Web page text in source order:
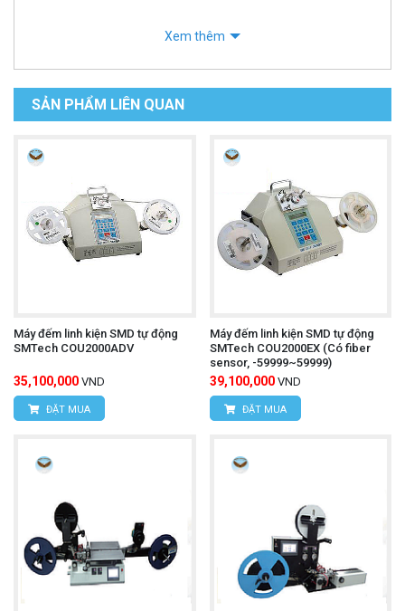
Xem thêm
SẢN PHẨM LIÊN QUAN
Máy đếm linh kiện SMD tự động
SMTech COU2000ADV
35,100,000 VND
ĐẶT MUA
Máy đếm linh kiện SMD tự động
SMTech COU2000EX (Có fiber
sensor, -59999~59999)
39,100,000 VND
ĐẶT MUA